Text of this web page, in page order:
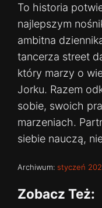
To historia
najlepszym
ambitna
tancerza street
który marzy o
Jorku. Razem
sobie, swoich
marzeniach.
siebie nauczą,
Archiwum: styczeń
Zobacz Też: